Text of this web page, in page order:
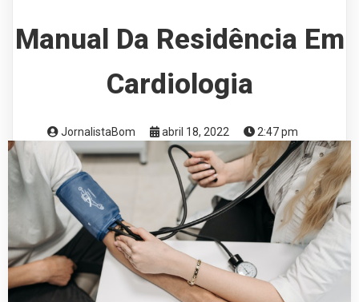
Manual Da Residência Em
Cardiologia
JornalistaBom abril 18, 2022 2:47 pm